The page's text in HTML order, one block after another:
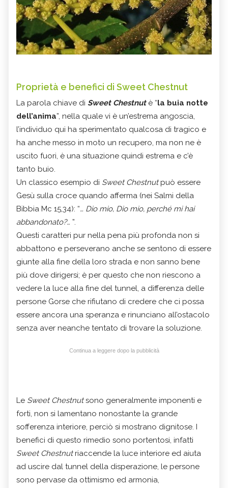
Proprietà e benefici di Sweet Chestnut
La parola chiave di Sweet Chestnut è “la buia notte
dell’anima”, nella quale vi è un’estrema angoscia,
l’individuo qui ha sperimentato qualcosa di tragico e
ha anche messo in moto un recupero, ma non ne è
uscito fuori, è una situazione quindi estrema e c’è
tanto buio.
Un classico esempio di Sweet Chestnutpuò essere
Gesù sulla croce quando afferma (nei Salmi della
Bibbia Mc 15,34): “… Dio mio, Dio mio, perché mi hai
abbandonato?… ”.
Questi caratteri pur nella pena più profonda non si
abbattono e perseverano anche se sentono di essere
giunte alla fine della loro strada e non sanno bene
più dove dirigersi; è per questo che non riescono a
vedere la luce alla fine del tunnel, a differenza delle
persone Gorse che rifiutano di credere che ci possa
essere ancora una speranza e rinunciano all’ostacolo
senza aver neanche tentato di trovare la soluzione.
Continua a leggere dopo la pubblicità
Le Sweet Chestnutsono generalmente imponenti e
forti, non si lamentano nonostante la grande
sofferenza interiore, perciò si mostrano dignitose. I
benefici di questo rimedio sono portentosi, infatti
Sweet Chestnutriaccende la luce interiore ed aiuta
ad uscire dal tunnel della disperazione, le persone
sono pervase da ottimismo ed armonia,